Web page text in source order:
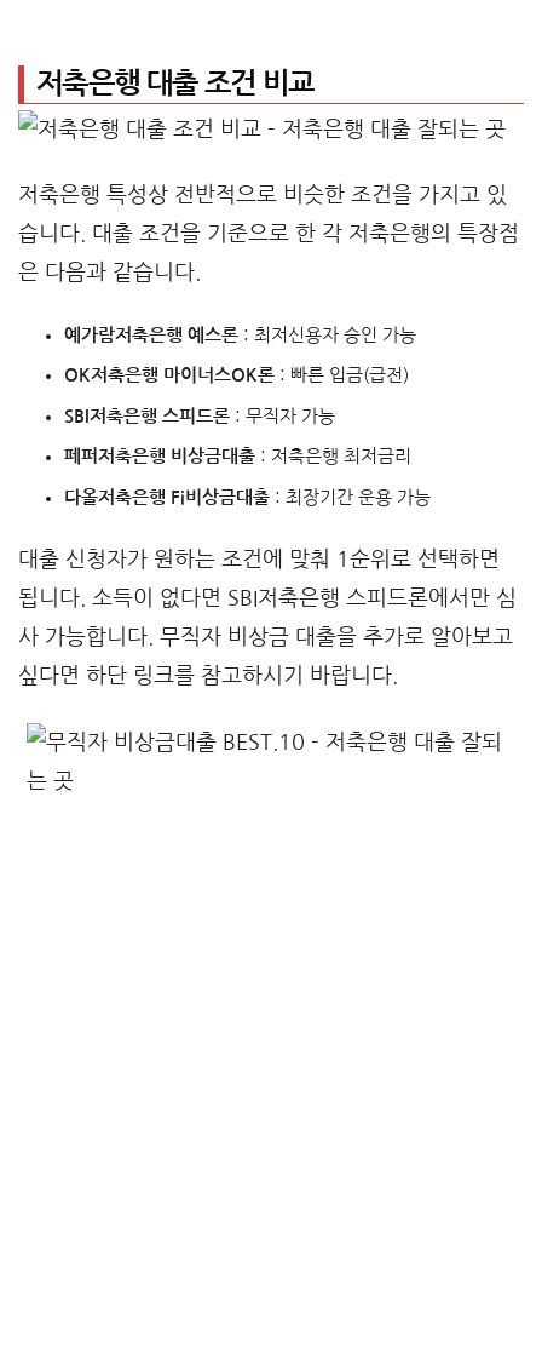
저축은행 대출 조건 비교
저축은행 특성상 전반적으로 비슷한 조건을 가지고 있
습니다. 대출 조건을 기준으로 한 각 저축은행의 특장점
은 다음과 같습니다.
예가람저축은행 예스론: 최저신용자 승인 가능
OK저축은행 마이너스OK론: 빠른 입금(급전)
SBI저축은행 스피드론: 무직자 가능
페퍼저축은행 비상금대출: 저축은행 최저금리
다올저축은행 Fi비상금대출: 최장기간 운용 가능
대출 신청자가 원하는 조건에 맞춰 1순위로 선택하면
됩니다. 소득이 없다면 SBI저축은행 스피드론에서만 심
사 가능합니다. 무직자 비상금 대출을 추가로 알아보고
싶다면 하단 링크를 참고하시기 바랍니다.